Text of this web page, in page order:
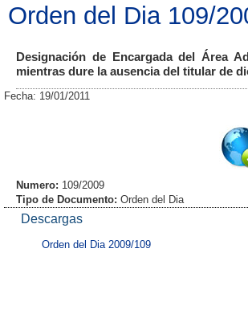
Orden del Dia 109/
Designación de Encargada del Área
mientras dure la ausencia del titular de
Fecha: 19/01/2011
Numero: 109/2009
Tipo de Documento: Orden del Dia
Descargas
Orden del Dia 2009/109